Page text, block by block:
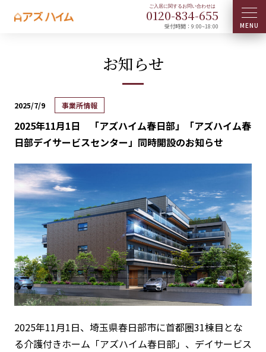
0120-834-655
受付時間：9:00~18:00
お知らせ
2025/7/9 事業所情報
2025年11月1日 「アズハイム春日部」「アズハイム春
日部デイサービスセンター」同時開設のお知らせ
2025年11月1日、埼玉県春日部市に首都圏31棟目とな
る介護付きホーム「アズハイム春日部」、デイサービス